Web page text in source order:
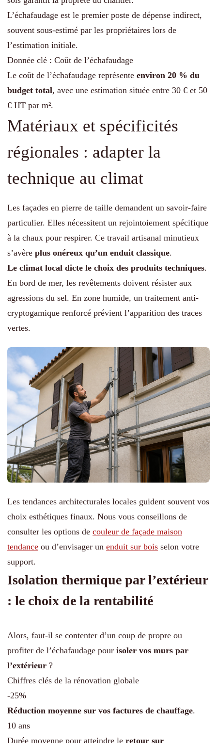
L’échafaudage est le premier poste de dépense indirect,
souvent sous-estimé par les propriétaires lors de
l’estimation initiale.
Donnée clé : Coût de l’échafaudage
Le coût de l’échafaudage représente environ 20 % du
budget total, avec une estimation située entre 30 € et 50
€ HT par m².
Matériaux et spécificités
régionales : adapter la
technique au climat
Les façades en pierre de taille demandent un savoir-faire
particulier. Elles nécessitent un rejointoiement spécifique
à la chaux pour respirer. Ce travail artisanal minutieux
s’avère plus onéreux qu’un enduit classique.
Le climat local dicte le choix des produits techniques.
En bord de mer, les revêtements doivent résister aux
agressions du sel. En zone humide, un traitement anti-
cryptogamique renforcé prévient l’apparition des traces
vertes.
Les tendances architecturales locales guident souvent vos
choix esthétiques finaux. Nous vous conseillons de
consulter les options de couleur de façade maison
tendance ou d’envisager un enduit sur bois selon votre
support.
Isolation thermique par l’extérieur
: le choix de la rentabilité
Alors, faut-il se contenter d’un coup de propre ou
profiter de l’échafaudage pour isoler vos murs par
l’extérieur ?
Chiffres clés de la rénovation globale
-25%
Réduction moyenne sur vos factures de chauffage.
10 ans
Durée moyenne pour atteindre le retour sur